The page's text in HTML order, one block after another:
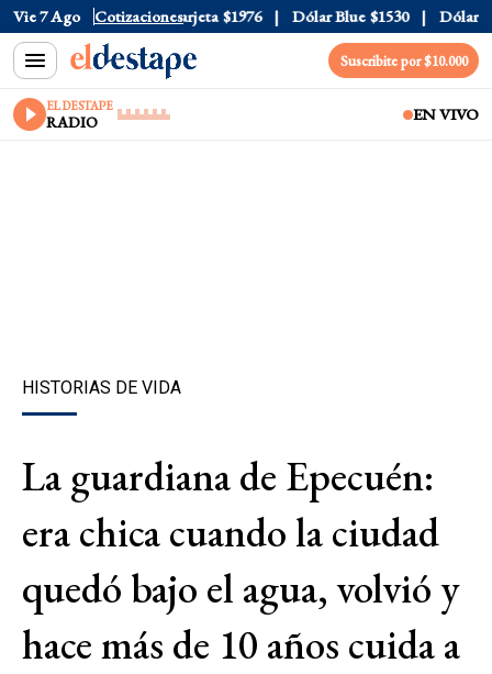
Vie 7 Ago Cotizaciones
$1520 Dólar Tarjeta $1976 Dólar Blue $1530 Dólar CCL
Suscribite por $10.000
EL DESTAPE
RADIO EN VIVO
HISTORIAS DE VIDA
La guardiana de Epecuén:
era chica cuando la ciudad
quedó bajo el agua, volvió y
hace más de 10 años cuida a